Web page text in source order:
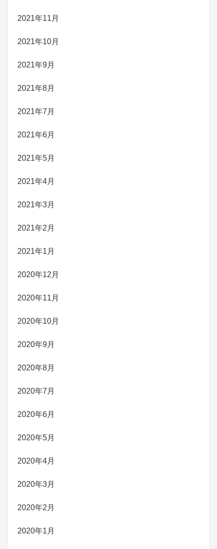
2021年11月
2021年10月
2021年9月
2021年8月
2021年7月
2021年6月
2021年5月
2021年4月
2021年3月
2021年2月
2021年1月
2020年12月
2020年11月
2020年10月
2020年9月
2020年8月
2020年7月
2020年6月
2020年5月
2020年4月
2020年3月
2020年2月
2020年1月